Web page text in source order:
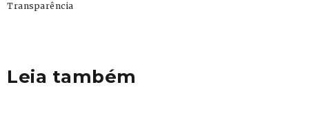
Transparência
Leia também